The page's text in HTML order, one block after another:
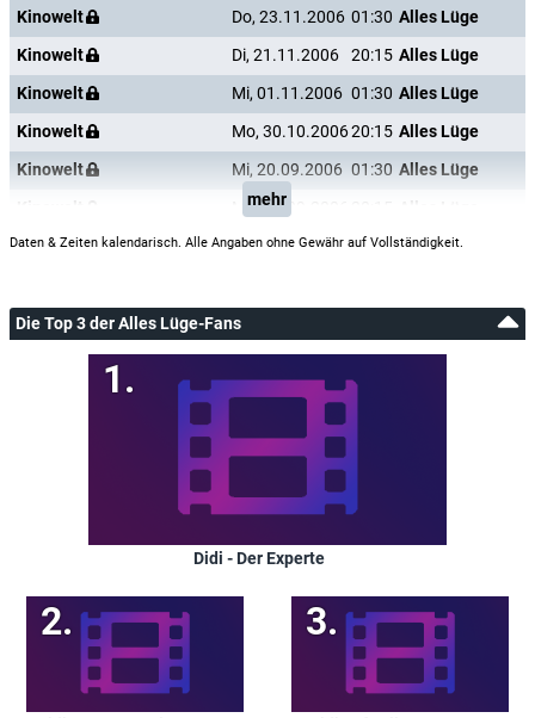
Kinowelt
Do, 23.11.2006 01:30 Alles Lüge
Kinowelt
Di, 21.11.2006 20:15 Alles Lüge
Kinowelt
Mi, 01.11.2006 01:30 Alles Lüge
Kinowelt
Mo, 30.10.200620:15 Alles Lüge
Kinowelt
Mi, 20.09.2006 01:30 Alles Lüge
Mo, 18.09.2006
mehr
Daten & Zeiten kalendarisch. Alle Angaben ohne Gewähr auf Vollständigkeit.
Die Top 3 der Alles Lüge-Fans
Didi - Der Experte